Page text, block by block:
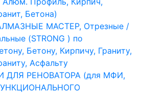
Бетона)
МАСТЕР, Отрезные /
(STRONG ) по
Бетону, Кирпичу, Граниту,
Асфальту
ДЛЯ РЕНОВАТОРА (для МФИ,